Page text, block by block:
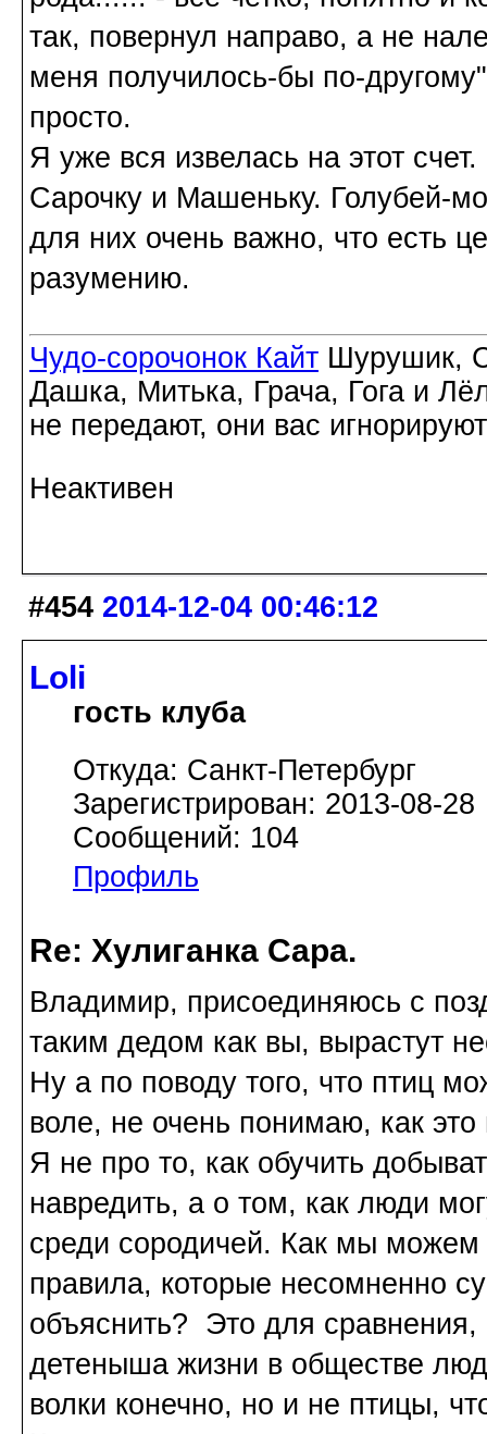
так, повернул направо, а не
меня получилось-бы по-
просто.
Я уже вся извелась на этот
Сарочку и Машеньку. Голубей-
для них очень важно, что есть
разумению.
Чудо-сорочонок Кайт Шурушик,
Дашка, Митька, Грача, Гога и
не передают, они вас игнорируют
Неактивен
#454 2014-12-04 00:46:12
Loli
гость клуба
Откуда: Санкт-Петербург
Зарегистрирован: 2013-08-28
Сообщений: 104
Профиль
Re: Хулиганка Сара.
Владимир, присоединяюсь с
таким дедом как вы, вырастут
Ну а по поводу того, что птиц
воле, не очень понимаю, как
Я не про то, как обучить
навредить, а о том, как люди
среди сородичей. Как мы
правила, которые несомненно
объяснить? Это для сравнения,
детеныша жизни в обществе
волки конечно, но и не птицы,